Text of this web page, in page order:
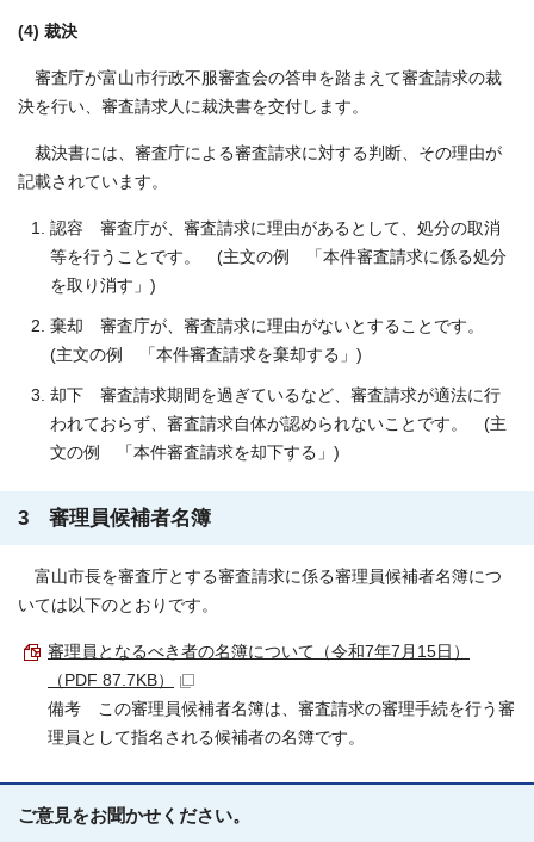
(4) 裁決
審査庁が富山市行政不服審査会の答申を踏まえて審査請求の裁
決を行い、審査請求人に裁決書を交付します。
裁決書には、審査庁による審査請求に対する判断、その理由が
記載されています。
認容 審査庁が、審査請求に理由があるとして、処分の取消
等を行うことです。 (主文の例 「本件審査請求に係る処分
を取り消す」)
棄却 審査庁が、審査請求に理由がないとすることです。
(主文の例 「本件審査請求を棄却する」)
却下 審査請求期間を過ぎているなど、審査請求が適法に行
われておらず、審査請求自体が認められないことです。 (主
文の例 「本件審査請求を却下する」)
3 審理員候補者名簿
富山市長を審査庁とする審査請求に係る審理員候補者名簿につ
いては以下のとおりです。
審理員となるべき者の名簿について（令和7年7月15日）
（PDF 87.7KB）
備考 この審理員候補者名簿は、審査請求の審理手続を行う審
理員として指名される候補者の名簿です。
ご意見をお聞かせください。